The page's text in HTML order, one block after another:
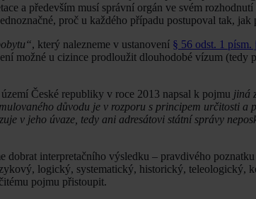
a především musí správní orgán ve svém rozhodnutí
proč u každého případu postupoval tak, jak
, který nalezneme v ustanovení § 56 odst. 1 písm.
možné u cizince prodloužit dlouhodobé vízum (tedy
České republiky v roce 2013 napsal k pojmu jiná
důvodu je v rozporu s principem určitosti a
v jeho úvaze, tedy ani adresátovi státní správy
interpretačního výsledku – pravdivého
logický, systematický, historický, teleologický,
pojmu přistoupit.